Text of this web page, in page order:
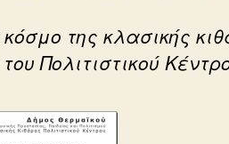
της κλασικής
Πολιτιστικού